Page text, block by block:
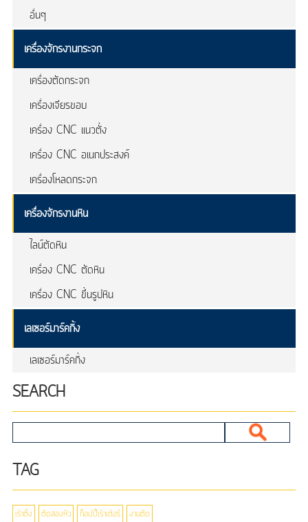
อื่นๆ
เครื่องจักรงานกระจก
เครื่องตัดกระจก
เครื่องเจียรขอบ
เครื่อง CNC แนวตั้ง
เครื่อง CNC อเนกประสงค์
เครื่องโหลดกระจก
เครื่องจักรงานหิน
ไลน์ตัดหิน
เครื่อง CNC ตัดหิน
เครื่อง CNC ขึ้นรูปหิน
เลเซอร์มาร์คกิ้ง
เลเซอร์มาร์คกิ้ง
SEARCH
TAG
เร้าติ้ง ตัดสองหัว ก็อปปี้เร้าเต้อร์ งานตัด